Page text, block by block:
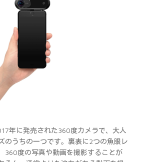
年に発売された360度カメラで、大人
のうちの一つです。裏表に2つの魚眼レ
360度の写真や動画を撮影することが